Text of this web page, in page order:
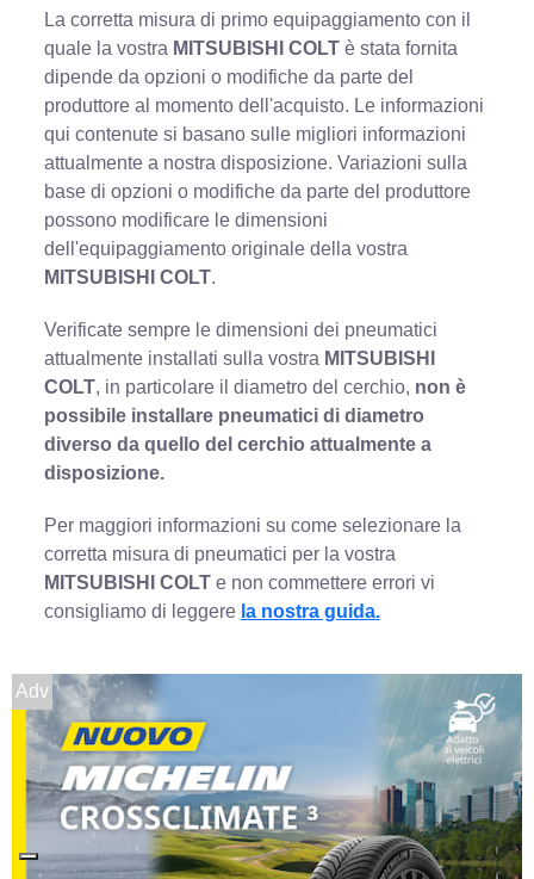
La corretta misura di primo equipaggiamento con il
quale la vostra MITSUBISHI COLTè stata fornita
dipende da opzioni o modifiche da parte del
produttore al momento dell'acquisto. Le informazioni
qui contenute si basano sulle migliori informazioni
attualmente a nostra disposizione. Variazioni sulla
base di opzioni o modifiche da parte del produttore
possono modificare le dimensioni
dell'equipaggiamento originale della vostra
MITSUBISHI COLT.
Verificate sempre le dimensioni dei pneumatici
attualmente installati sulla vostra MITSUBISHI
COLT, in particolare il diametro del cerchio, non è
possibile installare pneumatici di diametro
diverso da quello del cerchio attualmente a
disposizione.
Per maggiori informazioni su come selezionare la
corretta misura di pneumatici per la vostra
MITSUBISHI COLTe non commettere errori vi
consigliamo di leggere la nostra guida.
Adv